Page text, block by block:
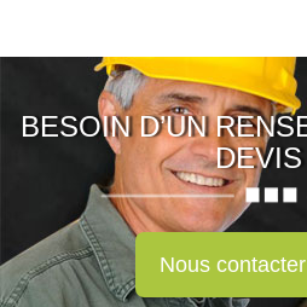
BESOIN D’UN
Nous contacter